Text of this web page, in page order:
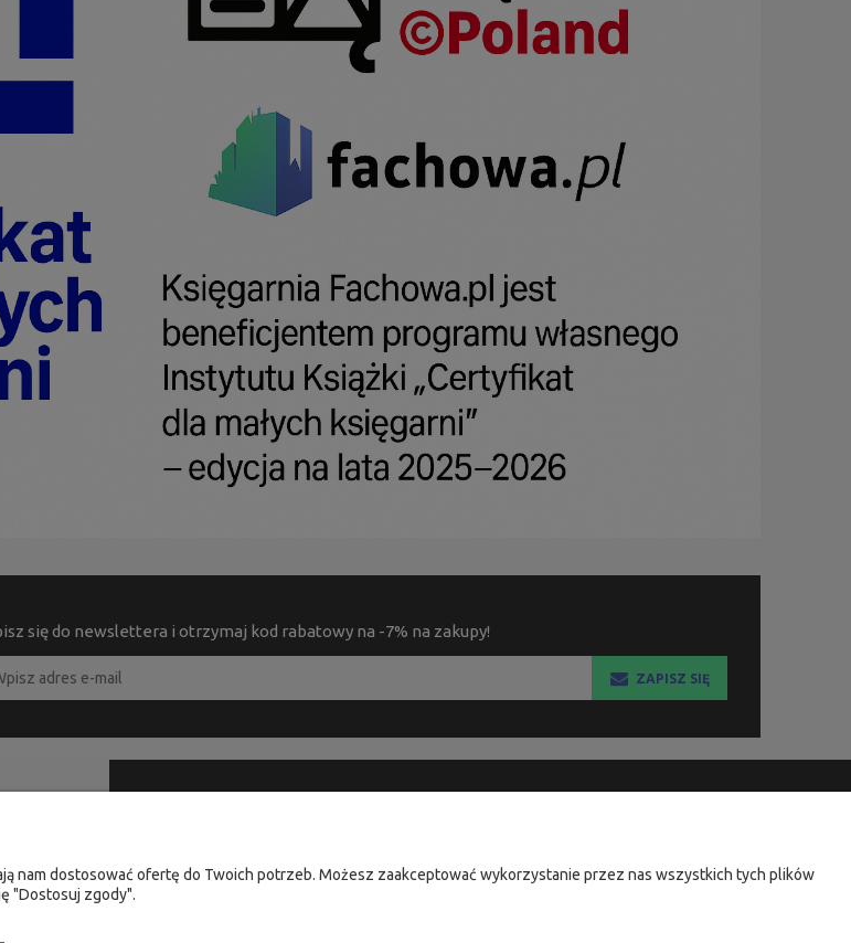
się do newslettera i otrzymaj kod rabatowy na -7% na zakupy!
ZAPISZ SIĘ
+48 735 975 932
80-299 Gdańsk
nam dostosować ofertę do Twoich potrzeb. Możesz zaakceptować wykorzystanie przez nas wszystkich tych plików
"Dostosuj zgody".